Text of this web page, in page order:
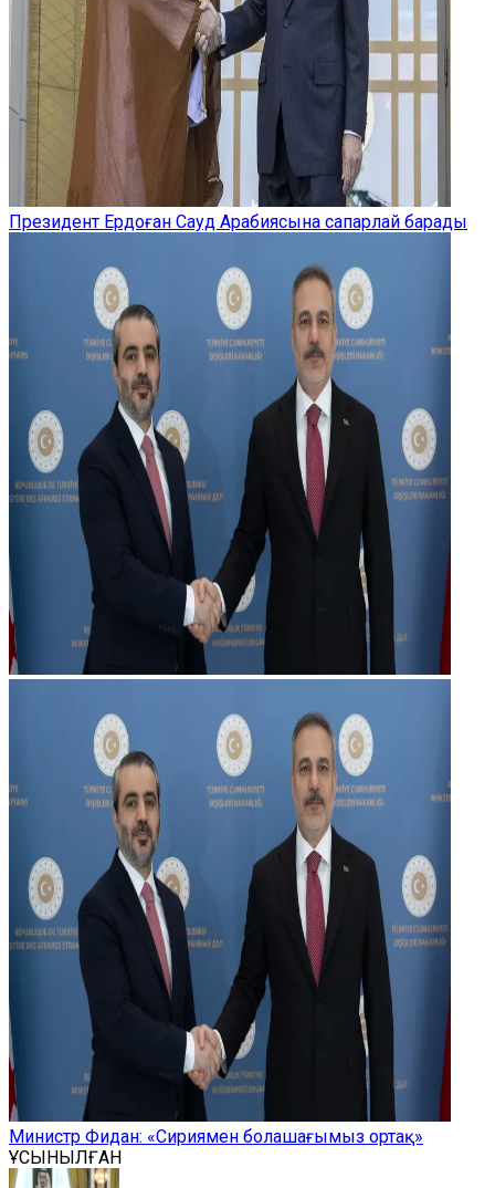
Президент Ердоған Сауд Арабиясына сапарлай барады
Министр Фидан: «Сириямен болашағымыз ортақ»
ҰСЫНЫЛҒАН